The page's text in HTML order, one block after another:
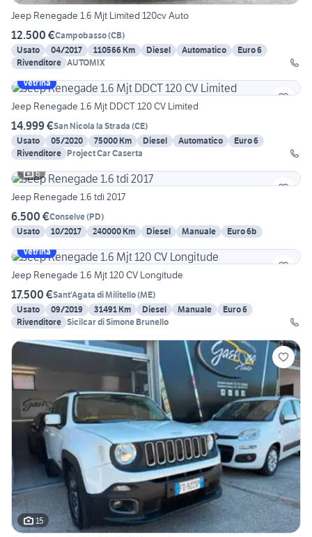
Jeep Renegade 1.6 Mjt Limited 120cv Auto
12.500 €Campobasso(CB)
Usato
04/2017 110566 Km Diesel Automatico
Euro 6
Rivenditore AUTOMIX
Vetrina
Jeep Renegade 1.6 Mjt DDCT 120 CV Limited
14.999 €San Nicola la Strada (CE)
Usato
05/2020 75000 Km Diesel Automatico
Euro 6
Rivenditore Project Car Caserta
6
Jeep Renegade 1.6 tdi 2017
6.500 €Conselve(PD)
Usato
10/2017 240000 Km Diesel Manuale
Euro 6b
Vetrina
Jeep Renegade 1.6 Mjt 120 CV Longitude
17.500 €Sant'Agata di Militello(ME)
Usato
09/2019 31491 Km Diesel Manuale
Euro 6
Rivenditore Sicilcar di Simone Brunello
15